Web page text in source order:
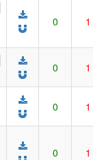
0 1
0 1
0 1
0 1